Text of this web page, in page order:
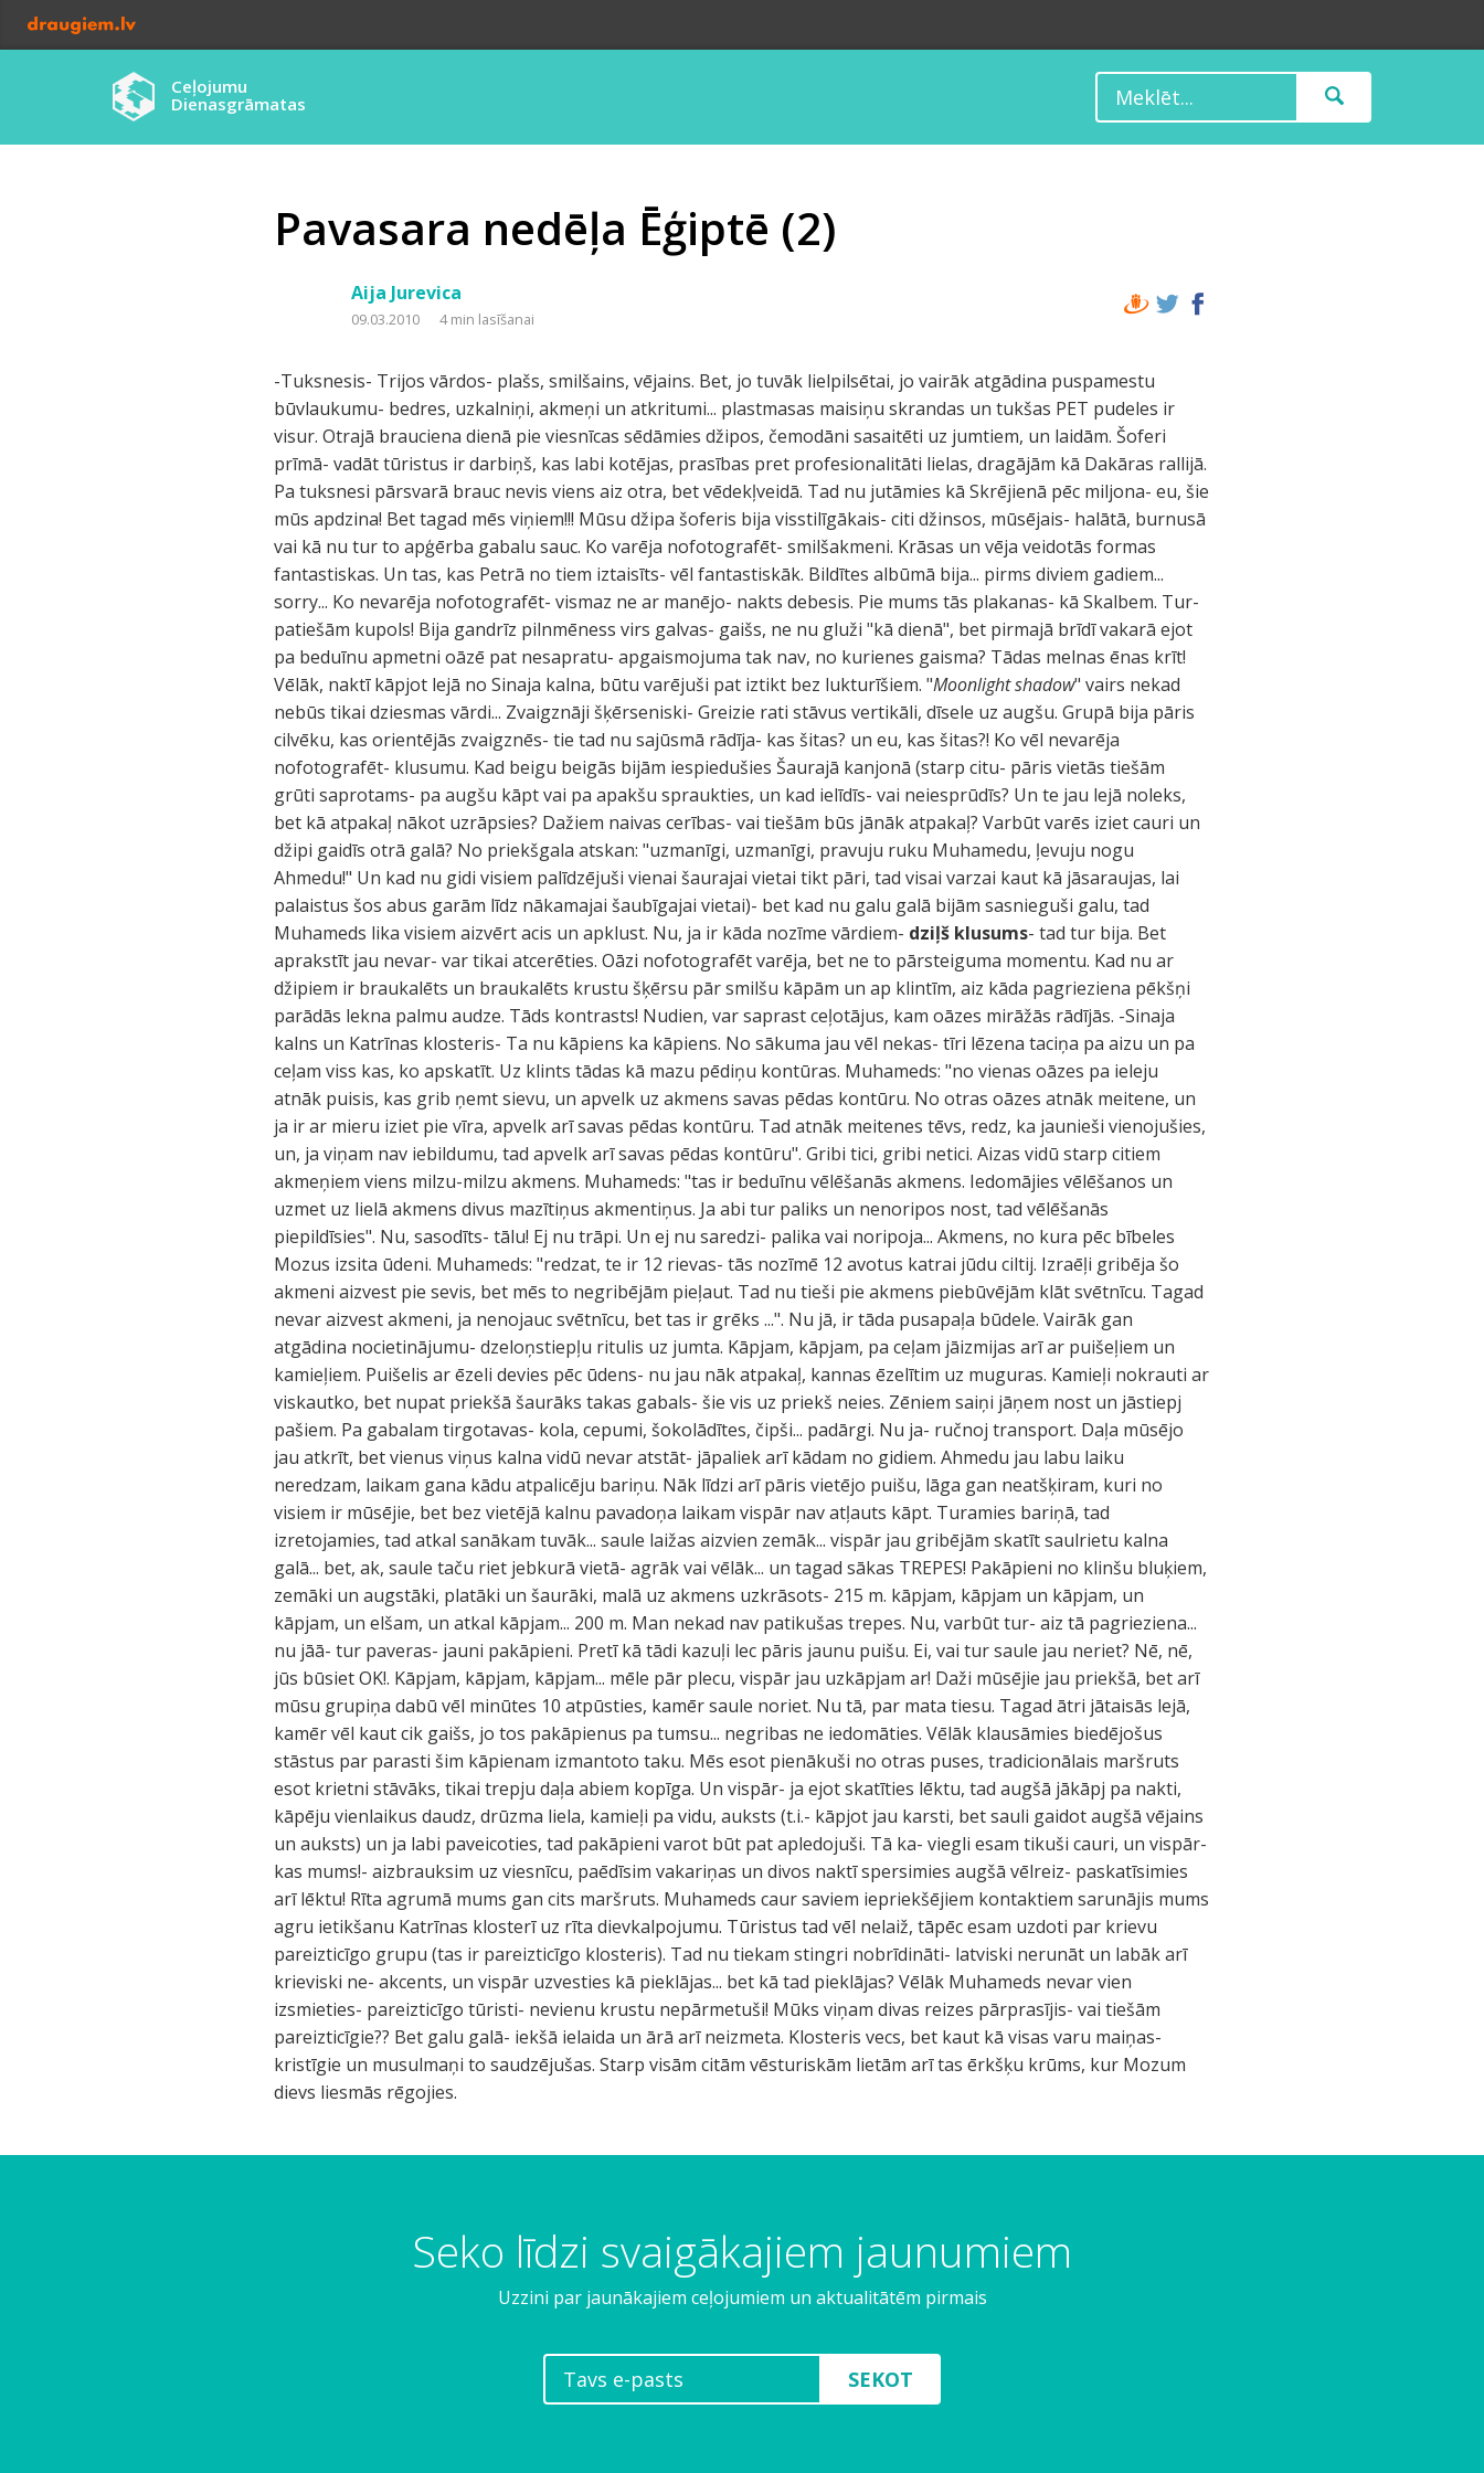
Ceļojumu
Dienasgrāmatas
Pavasara nedēļa Ēģiptē (2)
Aija Jurevica
09.03.2010 4 min lasīšanai
-Tuksnesis- Trijos vārdos- plašs, smilšains, vējains. Bet, jo tuvāk lielpilsētai, jo vairāk atgādina puspamestu
būvlaukumu- bedres, uzkalniņi, akmeņi un atkritumi... plastmasas maisiņu skrandas un tukšas PET pudeles ir
visur. Otrajā brauciena dienā pie viesnīcas sēdāmies džipos, čemodāni sasaitēti uz jumtiem, un laidām. Šoferi
prīmā- vadāt tūristus ir darbiņš, kas labi kotējas, prasības pret profesionalitāti lielas, dragājām kā Dakāras rallijā.
Pa tuksnesi pārsvarā brauc nevis viens aiz otra, bet vēdekļveidā. Tad nu jutāmies kā Skrējienā pēc miljona- eu, šie
mūs apdzina! Bet tagad mēs viņiem!!! Mūsu džipa šoferis bija visstilīgākais- citi džinsos, mūsējais- halātā, burnusā
vai kā nu tur to apģērba gabalu sauc. Ko varēja nofotografēt- smilšakmeni. Krāsas un vēja veidotās formas
fantastiskas. Un tas, kas Petrā no tiem iztaisīts- vēl fantastiskāk. Bildītes albūmā bija... pirms diviem gadiem...
sorry... Ko nevarēja nofotografēt- vismaz ne ar manējo- nakts debesis. Pie mums tās plakanas- kā Skalbem. Tur-
patiešām kupols! Bija gandrīz pilnmēness virs galvas- gaišs, ne nu gluži "kā dienā", bet pirmajā brīdī vakarā ejot
pa beduīnu apmetni oāzē pat nesapratu- apgaismojuma tak nav, no kurienes gaisma? Tādas melnas ēnas krīt!
Vēlāk, naktī kāpjot lejā no Sinaja kalna, būtu varējuši pat iztikt bez lukturīšiem. "Moonlight shadow" vairs nekad
nebūs tikai dziesmas vārdi... Zvaigznāji šķērseniski- Greizie rati stāvus vertikāli, dīsele uz augšu. Grupā bija pāris
cilvēku, kas orientējās zvaigznēs- tie tad nu sajūsmā rādīja- kas šitas? un eu, kas šitas?! Ko vēl nevarēja
nofotografēt- klusumu. Kad beigu beigās bijām iespiedušies Šaurajā kanjonā (starp citu- pāris vietās tiešām
grūti saprotams- pa augšu kāpt vai pa apakšu spraukties, un kad ielīdīs- vai neiesprūdīs? Un te jau lejā noleks,
bet kā atpakaļ nākot uzrāpsies? Dažiem naivas cerības- vai tiešām būs jānāk atpakaļ? Varbūt varēs iziet cauri un
džipi gaidīs otrā galā? No priekšgala atskan: "uzmanīgi, uzmanīgi, pravuju ruku Muhamedu, ļevuju nogu
Ahmedu!" Un kad nu gidi visiem palīdzējuši vienai šaurajai vietai tikt pāri, tad visai varzai kaut kā jāsaraujas, lai
palaistus šos abus garām līdz nākamajai šaubīgajai vietai)- bet kad nu galu galā bijām sasnieguši galu, tad
Muhameds lika visiem aizvērt acis un apklust. Nu, ja ir kāda nozīme vārdiem- dziļš klusums- tad tur bija. Bet
aprakstīt jau nevar- var tikai atcerēties. Oāzi nofotografēt varēja, bet ne to pārsteiguma momentu. Kad nu ar
džipiem ir braukalēts un braukalēts krustu šķērsu pār smilšu kāpām un ap klintīm, aiz kāda pagrieziena pēkšņi
parādās lekna palmu audze. Tāds kontrasts! Nudien, var saprast ceļotājus, kam oāzes mirāžās rādījās. -Sinaja
kalns un Katrīnas klosteris- Ta nu kāpiens ka kāpiens. No sākuma jau vēl nekas- tīri lēzena taciņa pa aizu un pa
ceļam viss kas, ko apskatīt. Uz klints tādas kā mazu pēdiņu kontūras. Muhameds: "no vienas oāzes pa ieleju
atnāk puisis, kas grib ņemt sievu, un apvelk uz akmens savas pēdas kontūru. No otras oāzes atnāk meitene, un
ja ir ar mieru iziet pie vīra, apvelk arī savas pēdas kontūru. Tad atnāk meitenes tēvs, redz, ka jaunieši vienojušies,
un, ja viņam nav iebildumu, tad apvelk arī savas pēdas kontūru". Gribi tici, gribi netici. Aizas vidū starp citiem
akmeņiem viens milzu-milzu akmens. Muhameds: "tas ir beduīnu vēlēšanās akmens. Iedomājies vēlēšanos un
uzmet uz lielā akmens divus mazītiņus akmentiņus. Ja abi tur paliks un nenoripos nost, tad vēlēšanās
piepildīsies". Nu, sasodīts- tālu! Ej nu trāpi. Un ej nu saredzi- palika vai noripoja... Akmens, no kura pēc bībeles
Mozus izsita ūdeni. Muhameds: "redzat, te ir 12 rievas- tās nozīmē 12 avotus katrai jūdu ciltij. Izraēļi gribēja šo
akmeni aizvest pie sevis, bet mēs to negribējām pieļaut. Tad nu tieši pie akmens piebūvējām klāt svētnīcu. Tagad
nevar aizvest akmeni, ja nenojauc svētnīcu, bet tas ir grēks ...". Nu jā, ir tāda pusapaļa būdele. Vairāk gan
atgādina nocietinājumu- dzeloņstiepļu ritulis uz jumta. Kāpjam, kāpjam, pa ceļam jāizmijas arī ar puišeļiem un
kamieļiem. Puišelis ar ēzeli devies pēc ūdens- nu jau nāk atpakaļ, kannas ēzelītim uz muguras. Kamieļi nokrauti ar
viskautko, bet nupat priekšā šaurāks takas gabals- šie vis uz priekš neies. Zēniem saiņi jāņem nost un jāstiepj
pašiem. Pa gabalam tirgotavas- kola, cepumi, šokolādītes, čipši... padārgi. Nu ja- ručnoj transport. Daļa mūsējo
jau atkrīt, bet vienus viņus kalna vidū nevar atstāt- jāpaliek arī kādam no gidiem. Ahmedu jau labu laiku
neredzam, laikam gana kādu atpalicēju bariņu. Nāk līdzi arī pāris vietējo puišu, lāga gan neatšķiram, kuri no
visiem ir mūsējie, bet bez vietējā kalnu pavadoņa laikam vispār nav atļauts kāpt. Turamies bariņā, tad
izretojamies, tad atkal sanākam tuvāk... saule laižas aizvien zemāk... vispār jau gribējām skatīt saulrietu kalna
galā... bet, ak, saule taču riet jebkurā vietā- agrāk vai vēlāk... un tagad sākas TREPES! Pakāpieni no klinšu bluķiem,
zemāki un augstāki, platāki un šaurāki, malā uz akmens uzkrāsots- 215 m. kāpjam, kāpjam un kāpjam, un
kāpjam, un elšam, un atkal kāpjam... 200 m. Man nekad nav patikušas trepes. Nu, varbūt tur- aiz tā pagrieziena...
nu jāā- tur paveras- jauni pakāpieni. Pretī kā tādi kazuļi lec pāris jaunu puišu. Ei, vai tur saule jau neriet? Nē, nē,
jūs būsiet OK!. Kāpjam, kāpjam, kāpjam... mēle pār plecu, vispār jau uzkāpjam ar! Daži mūsējie jau priekšā, bet arī
mūsu grupiņa dabū vēl minūtes 10 atpūsties, kamēr saule noriet. Nu tā, par mata tiesu. Tagad ātri jātaisās lejā,
kamēr vēl kaut cik gaišs, jo tos pakāpienus pa tumsu... negribas ne iedomāties. Vēlāk klausāmies biedējošus
stāstus par parasti šim kāpienam izmantoto taku. Mēs esot pienākuši no otras puses, tradicionālais maršruts
esot krietni stāvāks, tikai trepju daļa abiem kopīga. Un vispār- ja ejot skatīties lēktu, tad augšā jākāpj pa nakti,
kāpēju vienlaikus daudz, drūzma liela, kamieļi pa vidu, auksts (t.i.- kāpjot jau karsti, bet sauli gaidot augšā vējains
un auksts) un ja labi paveicoties, tad pakāpieni varot būt pat apledojuši. Tā ka- viegli esam tikuši cauri, un vispār-
kas mums!- aizbrauksim uz viesnīcu, paēdīsim vakariņas un divos naktī spersimies augšā vēlreiz- paskatīsimies
arī lēktu! Rīta agrumā mums gan cits maršruts. Muhameds caur saviem iepriekšējiem kontaktiem sarunājis mums
agru ietikšanu Katrīnas klosterī uz rīta dievkalpojumu. Tūristus tad vēl nelaiž, tāpēc esam uzdoti par krievu
pareizticīgo grupu (tas ir pareizticīgo klosteris). Tad nu tiekam stingri nobrīdināti- latviski nerunāt un labāk arī
krieviski ne- akcents, un vispār uzvesties kā pieklājas... bet kā tad pieklājas? Vēlāk Muhameds nevar vien
izsmieties- pareizticīgo tūristi- nevienu krustu nepārmetuši! Mūks viņam divas reizes pārprasījis- vai tiešām
pareizticīgie?? Bet galu galā- iekšā ielaida un ārā arī neizmeta. Klosteris vecs, bet kaut kā visas varu maiņas-
kristīgie un musulmaņi to saudzējušas. Starp visām citām vēsturiskām lietām arī tas ērkšķu krūms, kur Mozum
dievs liesmās rēgojies.
Seko līdzi svaigākajiem jaunumiem
Uzzini par jaunākajiem ceļojumiem un aktualitātēm pirmais
SEKOT